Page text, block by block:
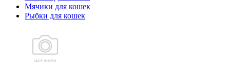
Мячики для кошек
Рыбки для кошек